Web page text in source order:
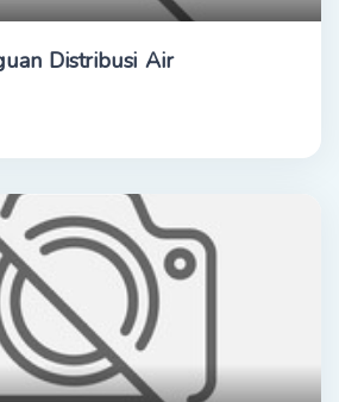
Distribusi Air